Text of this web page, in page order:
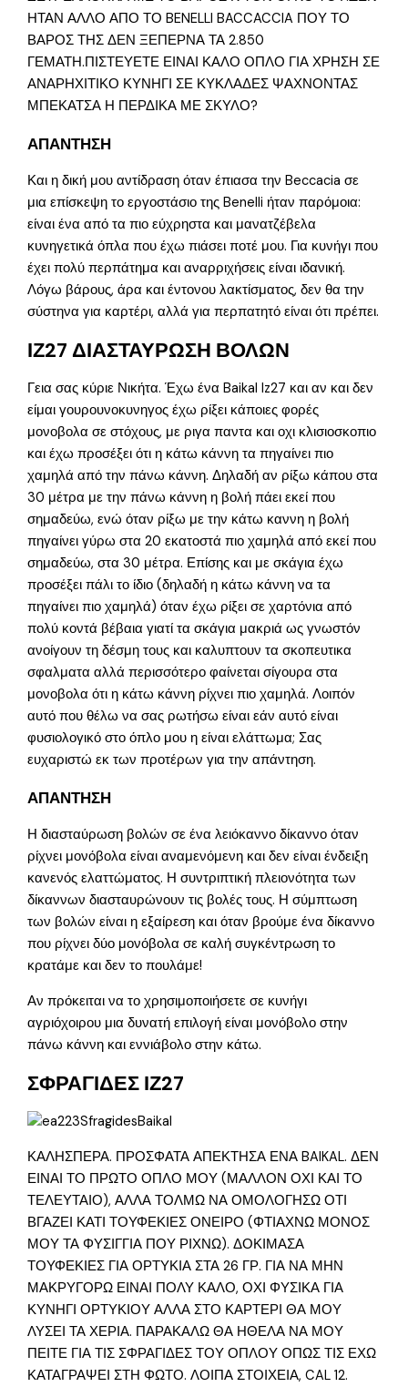
ΗΤΑΝ ΑΛΛΟ ΑΠΟ ΤΟ BENELLI BACCACCIA ΠΟΥ ΤΟ
ΒΑΡΟΣ ΤΗΣ ΔΕΝ ΞΕΠΕΡΝΑ ΤΑ 2.850
ΓΕΜΑΤΗ.ΠΙΣΤΕΥΕΤΕ ΕΙΝΑΙ ΚΑΛΟ ΟΠΛΟ ΓΙΑ ΧΡΗΣΗ ΣΕ
ΑΝΑΡΗΧΙΤΙΚΟ ΚΥΝΗΓΙ ΣΕ ΚΥΚΛΑΔΕΣ ΨΑΧΝΟΝΤΑΣ
ΜΠΕΚΑΤΣΑ Η ΠΕΡΔΙΚΑ ΜΕ ΣΚΥΛΟ?
ΑΠΑΝΤΗΣΗ
Και η δική μου αντίδραση όταν έπιασα την Beccacia σε
μια επίσκεψη το εργοστάσιο της Benelli ήταν παρόμοια:
είναι ένα από τα πιο εύχρηστα και μανατζέβελα
κυνηγετικά όπλα που έχω πιάσει ποτέ μου. Για κυνήγι που
έχει πολύ περπάτημα και αναρριχήσεις είναι ιδανική.
Λόγω βάρους, άρα και έντονου λακτίσματος, δεν θα την
σύστηνα για καρτέρι, αλλά για περπατητό είναι ότι πρέπει.
ΙΖ27 ΔΙΑΣΤΑΥΡΩΣΗ ΒΟΛΩΝ
Γεια σας κύριε Νικήτα. Έχω ένα Baikal lz27 και αν και δεν
είμαι γουρουνοκυνηγος έχω ρίξει κάποιες φορές
μονοβολα σε στόχους, με ριγα παντα και οχι κλισιοσκοπιο
και έχω προσέξει ότι η κάτω κάννη τα πηγαίνει πιο
χαμηλά από την πάνω κάννη. Δηλαδή αν ρίξω κάπου στα
30 μέτρα με την πάνω κάννη η βολή πάει εκεί που
σημαδεύω, ενώ όταν ρίξω με την κάτω καννη η βολή
πηγαίνει γύρω στα 20 εκατοστά πιο χαμηλά από εκεί που
σημαδεύω, στα 30 μέτρα. Επίσης και με σκάγια έχω
προσέξει πάλι το ίδιο (δηλαδή η κάτω κάννη να τα
πηγαίνει πιο χαμηλά) όταν έχω ρίξει σε χαρτόνια από
πολύ κοντά βέβαια γιατί τα σκάγια μακριά ως γνωστόν
ανοίγουν τη δέσμη τους και καλυπτουν τα σκοπευτικα
σφαλματα αλλά περισσότερο φαίνεται σίγουρα στα
μονοβολα ότι η κάτω κάννη ρίχνει πιο χαμηλά. Λοιπόν
αυτό που θέλω να σας ρωτήσω είναι εάν αυτό είναι
φυσιολογικό στο όπλο μου η είναι ελάττωμα; Σας
ευχαριστώ εκ των προτέρων για την απάντηση.
ΑΠΑΝΤΗΣΗ
Η διασταύρωση βολών σε ένα λειόκαννο δίκαννο όταν
ρίχνει μονόβολα είναι αναμενόμενη και δεν είναι ένδειξη
κανενός ελαττώματος. Η συντριπτική πλειονότητα των
δίκαννων διασταυρώνουν τις βολές τους. Η σύμπτωση
των βολών είναι η εξαίρεση και όταν βρούμε ένα δίκαννο
που ρίχνει δύο μονόβολα σε καλή συγκέντρωση το
κρατάμε και δεν το πουλάμε!
Αν πρόκειται να το χρησιμοποιήσετε σε κυνήγι
αγριόχοιρου μια δυνατή επιλογή είναι μονόβολο στην
πάνω κάννη και εννιάβολο στην κάτω.
ΣΦΡΑΓΙΔΕΣ ΙΖ27
ΚΑΛΗΣΠΕΡΑ. ΠΡΟΣΦΑΤΑ ΑΠΕΚΤΗΣΑ ΕΝΑ BAIKAL. ΔΕΝ
ΕΙΝΑΙ ΤΟ ΠΡΩΤΟ ΟΠΛΟ ΜΟΥ (ΜΑΛΛΟΝ ΟΧΙ ΚΑΙ ΤΟ
ΤΕΛΕΥΤΑΙΟ), ΑΛΛΑ ΤΟΛΜΩ ΝΑ ΟΜΟΛΟΓΗΣΩ ΟΤΙ
ΒΓΑΖΕΙ ΚΑΤΙ ΤΟΥΦΕΚΙΕΣ ΟΝΕΙΡΟ (ΦΤΙΑΧΝΩ ΜΟΝΟΣ
ΜΟΥ ΤΑ ΦΥΣΙΓΓΙΑ ΠΟΥ ΡΙΧΝΩ). ΔΟΚΙΜΑΣΑ
ΤΟΥΦΕΚΙΕΣ ΓΙΑ ΟΡΤΥΚΙΑ ΣΤΑ 26 ΓΡ. ΓΙΑ ΝΑ ΜΗΝ
ΜΑΚΡΥΓΟΡΩ ΕΙΝΑΙ ΠΟΛΥ ΚΑΛΟ, ΟΧΙ ΦΥΣΙΚΑ ΓΙΑ
ΚΥΝΗΓΙ ΟΡΤΥΚΙΟΥ ΑΛΛΑ ΣΤΟ ΚΑΡΤΕΡΙ ΘΑ ΜΟΥ
ΛΥΣΕΙ ΤΑ ΧΕΡΙΑ. ΠΑΡΑΚΑΛΩ ΘΑ ΗΘΕΛΑ ΝΑ ΜΟΥ
ΠΕΙΤΕ ΓΙΑ ΤΙΣ ΣΦΡΑΓΙΔΕΣ ΤΟΥ ΟΠΛΟΥ ΟΠΩΣ ΤΙΣ ΕΧΩ
ΚΑΤΑΓΡΑΨΕΙ ΣΤΗ ΦΩΤΟ. ΛΟΙΠΑ ΣΤΟΙΧΕΙΑ, CAL 12.